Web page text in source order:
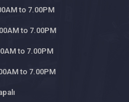
to 7.00PM
to 7.00PM
to 7.00PM
to 7.00PM